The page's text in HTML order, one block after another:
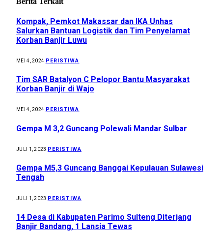
Kompak, Pemkot Makassar dan IKA Unhas
Salurkan Bantuan Logistik dan Tim Penyelamat
Korban Banjir Luwu
MEI 4, 2024 PERISTIWA
Tim SAR Batalyon C Pelopor Bantu Masyarakat
Korban Banjir di Wajo
MEI 4, 2024 PERISTIWA
Gempa M 3,2 Guncang Polewali Mandar Sulbar
JULI 1, 2023 PERISTIWA
Gempa M5,3 Guncang Banggai Kepulauan Sulawesi
Tengah
JULI 1, 2023 PERISTIWA
14 Desa di Kabupaten Parimo Sulteng Diterjang
Banjir Bandang, 1 Lansia Tewas